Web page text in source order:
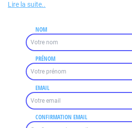
Lire la suite..
NOM
PRÉNOM
EMAIL
CONFIRMATION EMAIL